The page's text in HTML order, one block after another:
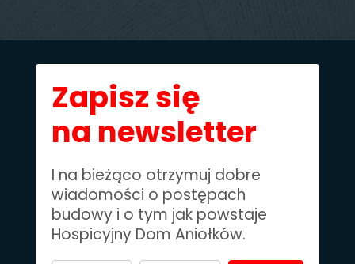
Zapisz się
na newsletter
I na bieżąco otrzymuj dobre
wiadomości o postępach
budowy i o tym jak powstaje
Hospicyjny Dom Aniołków.